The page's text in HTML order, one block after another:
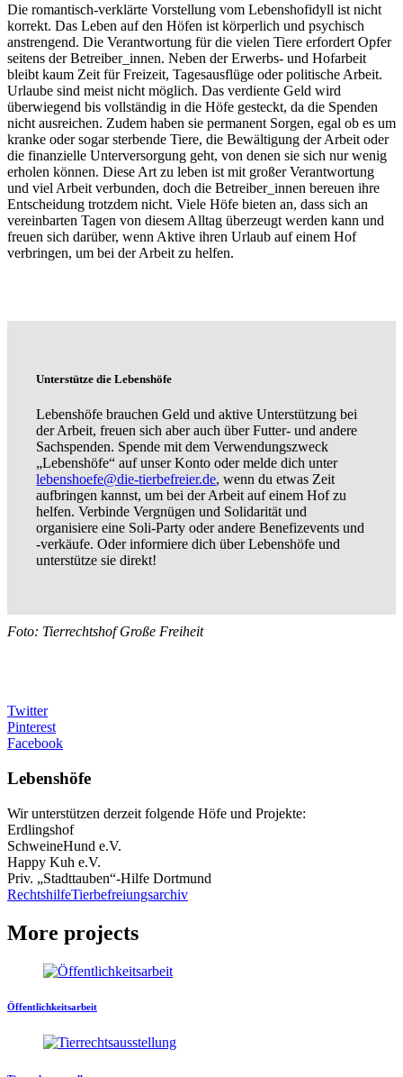
Die romantisch-verklärte Vorstellung vom Lebenshofidyll ist nicht
korrekt. Das Leben auf den Höfen ist körperlich und psychisch
anstrengend. Die Verantwortung für die vielen Tiere erfordert Opfer
seitens der Betreiber_innen. Neben der Erwerbs- und Hofarbeit
bleibt kaum Zeit für Freizeit, Tagesausflüge oder politische Arbeit.
Urlaube sind meist nicht möglich. Das verdiente Geld wird
überwiegend bis vollständig in die Höfe gesteckt, da die Spenden
nicht ausreichen. Zudem haben sie permanent Sorgen, egal ob es um
kranke oder sogar sterbende Tiere, die Bewältigung der Arbeit oder
die finanzielle Unterversorgung geht, von denen sie sich nur wenig
erholen können. Diese Art zu leben ist mit großer Verantwortung
und viel Arbeit verbunden, doch die Betreiber_innen bereuen ihre
Entscheidung trotzdem nicht. Viele Höfe bieten an, dass sich an
vereinbarten Tagen von diesem Alltag überzeugt werden kann und
freuen sich darüber, wenn Aktive ihren Urlaub auf einem Hof
verbringen, um bei der Arbeit zu helfen.
Unterstütze die Lebenshöfe
Lebenshöfe brauchen Geld und aktive Unterstützung bei
der Arbeit, freuen sich aber auch über Futter- und andere
Sachspenden. Spende mit dem Verwendungszweck
„Lebenshöfe“ auf unser Konto oder melde dich unter
lebenshoefe@die-tierbefreier.de, wenn du etwas Zeit
aufbringen kannst, um bei der Arbeit auf einem Hof zu
helfen. Verbinde Vergnügen und Solidarität und
organisiere eine Soli-Party oder andere Benefizevents und
-verkäufe. Oder informiere dich über Lebenshöfe und
unterstütze sie direkt!
Foto: Tierrechtshof Große Freiheit
Twitter
Pinterest
Facebook
Lebenshöfe
Wir unterstützen derzeit folgende Höfe und Projekte:
Erdlingshof
SchweineHund e.V.
Happy Kuh e.V.
Priv. „Stadttauben“-Hilfe Dortmund
RechtshilfeTierbefreiungsarchiv
More projects
Öffentlichkeitsarbeit